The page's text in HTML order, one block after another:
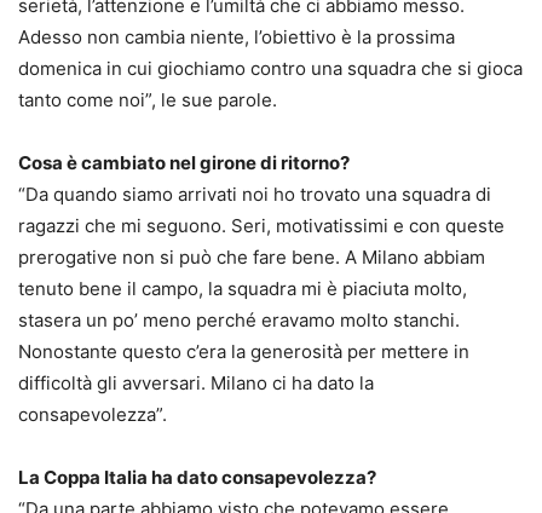
serietà, l’attenzione e l’umiltà che ci abbiamo messo.
Adesso non cambia niente, l’obiettivo è la prossima
domenica in cui giochiamo contro una squadra che si gioca
tanto come noi”, le sue parole.
Cosa è cambiato nel girone di ritorno?
“Da quando siamo arrivati noi ho trovato una squadra di
ragazzi che mi seguono. Seri, motivatissimi e con queste
prerogative non si può che fare bene. A Milano abbiam
tenuto bene il campo, la squadra mi è piaciuta molto,
stasera un po’ meno perché eravamo molto stanchi.
Nonostante questo c’era la generosità per mettere in
difficoltà gli avversari. Milano ci ha dato la
consapevolezza”.
La Coppa Italia ha dato consapevolezza?
“Da una parte abbiamo visto che potevamo essere